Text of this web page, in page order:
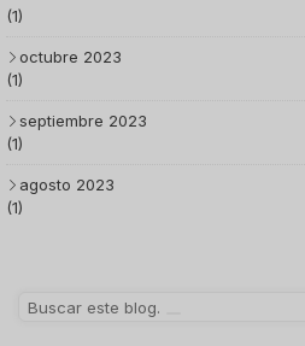
(1)
octubre 2023
(1)
septiembre 2023
(1)
agosto 2023
(1)